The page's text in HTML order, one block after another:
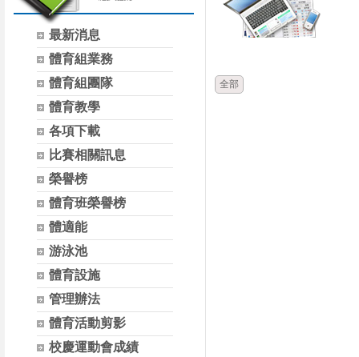
最新消息
體育組業務
體育組團隊
體育教學
各項下載
比賽相關訊息
榮譽榜
體育班榮譽榜
體適能
游泳池
體育設施
管理辦法
體育活動剪影
校慶運動會成績
全部